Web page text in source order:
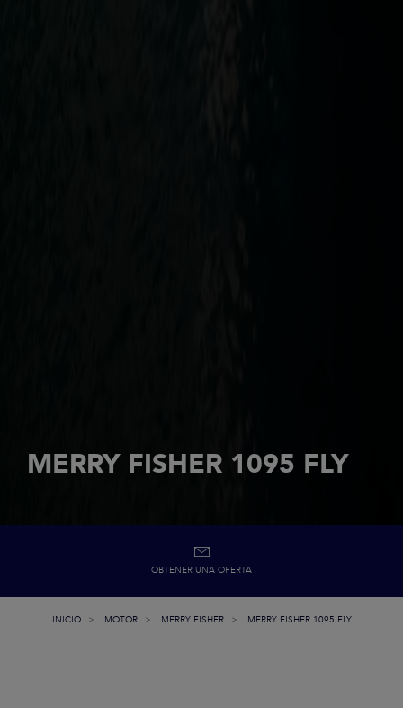
MERRY FISHER 1095 FLY
OBTENER UNA OFERTA
INICIO MOTOR MERRY FISHER MERRY FISHER 1095 FLY